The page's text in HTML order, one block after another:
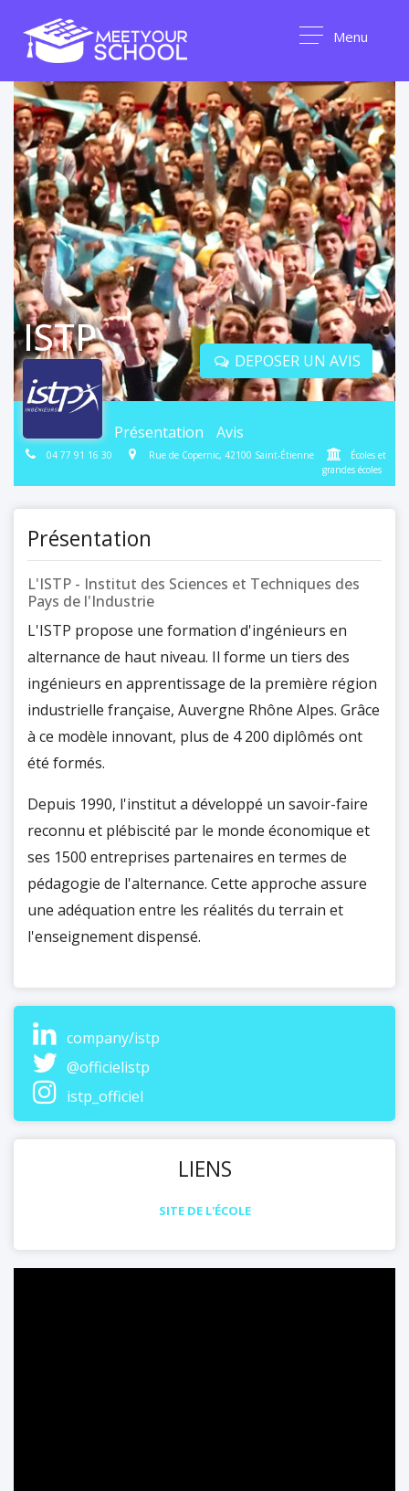
Menu
DEPOSER UN AVIS
ISTP
Présentation Avis
04 77 91 16 30 Rue de Copernic, 42100 Saint-Étienne
Écoles et
grandes écoles
Présentation
L'ISTP - Institut des Sciences et Techniques des
Pays de l'Industrie
L'ISTP propose une formation d'ingénieurs en
alternance de haut niveau. Il forme un tiers des
ingénieurs en apprentissage de la première région
industrielle française, Auvergne Rhône Alpes. Grâce
à ce modèle innovant, plus de 4 200 diplômés ont
été formés.
Depuis 1990, l'institut a développé un savoir-faire
reconnu et plébiscité par le monde économique et
ses 1500 entreprises partenaires en termes de
pédagogie de l'alternance. Cette approche assure
une adéquation entre les réalités du terrain et
l'enseignement dispensé.
company/istp
@officielistp
istp_officiel
LIENS
SITE DE L'ÉCOLE